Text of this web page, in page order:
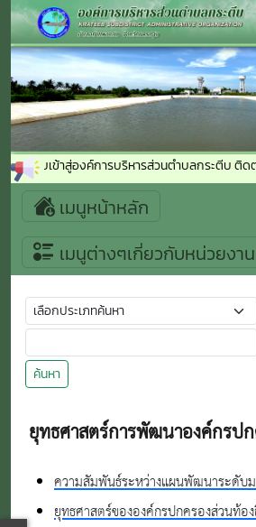
อนรับเข้าสู่องค์การบริหารส่วนตำบลกระตีบ ติดต่
เมนูหน้าหลัก
เมนูต่างๆเกี่ยวกับหน่วยงาน
ค้นหา
ยุทธศาสตร์การพัฒนาองค์กรป
ความสัมพันธ์ระหว่างแผนพัฒนาระดับ
ยุทธศาสตร์ขององค์กรปกครองส่วนท้อ